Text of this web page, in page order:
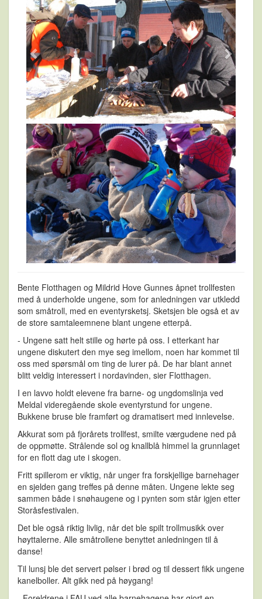
Bente Flotthagen og Mildrid Hove Gunnes åpnet trollfesten
med å underholde ungene, som for anledningen var utkledd
som småtroll, med en eventyrsketsj. Sketsjen ble også et av
de store samtaleemnene blant ungene etterpå.
- Ungene satt helt stille og hørte på oss. I etterkant har
ungene diskutert den mye seg imellom, noen har kommet til
oss med spørsmål om ting de lurer på. De har blant annet
blitt veldig interessert i nordavinden, sier Flotthagen.
I en lavvo holdt elevene fra barne- og ungdomslinja ved
Meldal videregående skole eventyrstund for ungene.
Bukkene bruse ble framført og dramatisert med innlevelse.
Akkurat som på fjorårets trollfest, smilte værgudene ned på
de oppmøtte. Strålende sol og knallblå himmel la grunnlaget
for en flott dag ute i skogen.
Fritt spillerom er viktig, når unger fra forskjellige barnehager
en sjelden gang treffes på denne måten. Ungene lekte seg
sammen både i snøhaugene og i pynten som står igjen etter
Storåsfestivalen.
Det ble også riktig livlig, når det ble spilt trollmusikk over
høyttalerne. Alle småtrollene benyttet anledningen til å
danse!
Til lunsj ble det servert pølser i brød og til dessert fikk ungene
kanelboller. Alt gikk ned på høygang!